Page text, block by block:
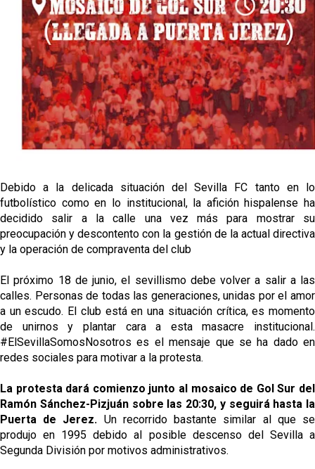
Debido a la delicada situación del Sevilla FC tanto en lo
futbolístico como en lo institucional, la afición hispalense ha
decidido salir a la calle una vez más para mostrar su
preocupación y descontento con la gestión de la actual directiva
y la operación de compraventa del club
El próximo 18 de junio, el sevillismo debe volver a salir a las
calles. Personas de todas las generaciones, unidas por el amor
a un escudo. El club está en una situación crítica, es momento
de unirnos y plantar cara a esta masacre institucional.
#ElSevillaSomosNosotros es el mensaje que se ha dado en
redes sociales para motivar a la protesta.
La protesta dará comienzo junto al mosaico de Gol Sur del
Ramón Sánchez-Pizjuán sobre las 20:30, y seguirá hasta la
Puerta de Jerez. Un recorrido bastante similar al que se
produjo en 1995 debido al posible descenso del Sevilla a
Segunda División por motivos administrativos.